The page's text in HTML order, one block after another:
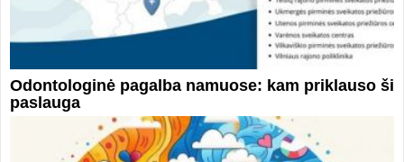
Odontologinė pagalba namuose: kam priklauso ši
paslauga